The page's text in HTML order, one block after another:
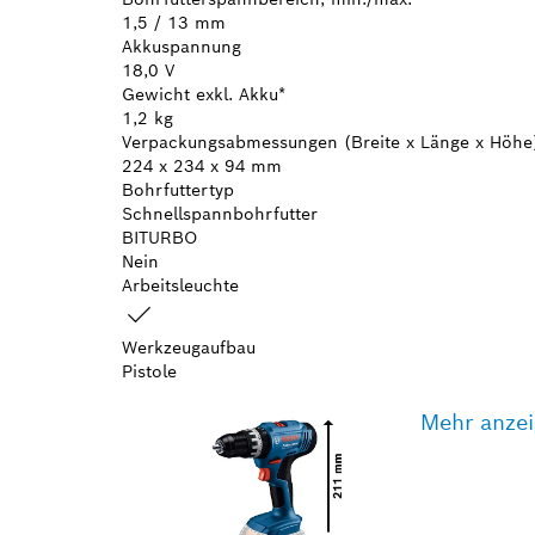
1,5 / 13 mm
Akkuspannung
18,0 V
Gewicht exkl. Akku*
1,2 kg
Verpackungsabmessungen (Breite x Länge x
224 x 234 x 94 mm
Bohrfuttertyp
Schnellspannbohrfutter
BITURBO
Nein
Arbeitsleuchte
Werkzeugaufbau
Pistole
Mehr